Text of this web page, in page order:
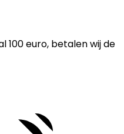
100 euro, betalen wij de